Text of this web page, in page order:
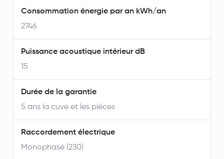
Consommation énergie par an kWh/an
2746
Puissance acoustique intérieur dB
15
Durée de la garantie
5 ans la cuve et les pièces
Raccordement électrique
Monophasé (230)